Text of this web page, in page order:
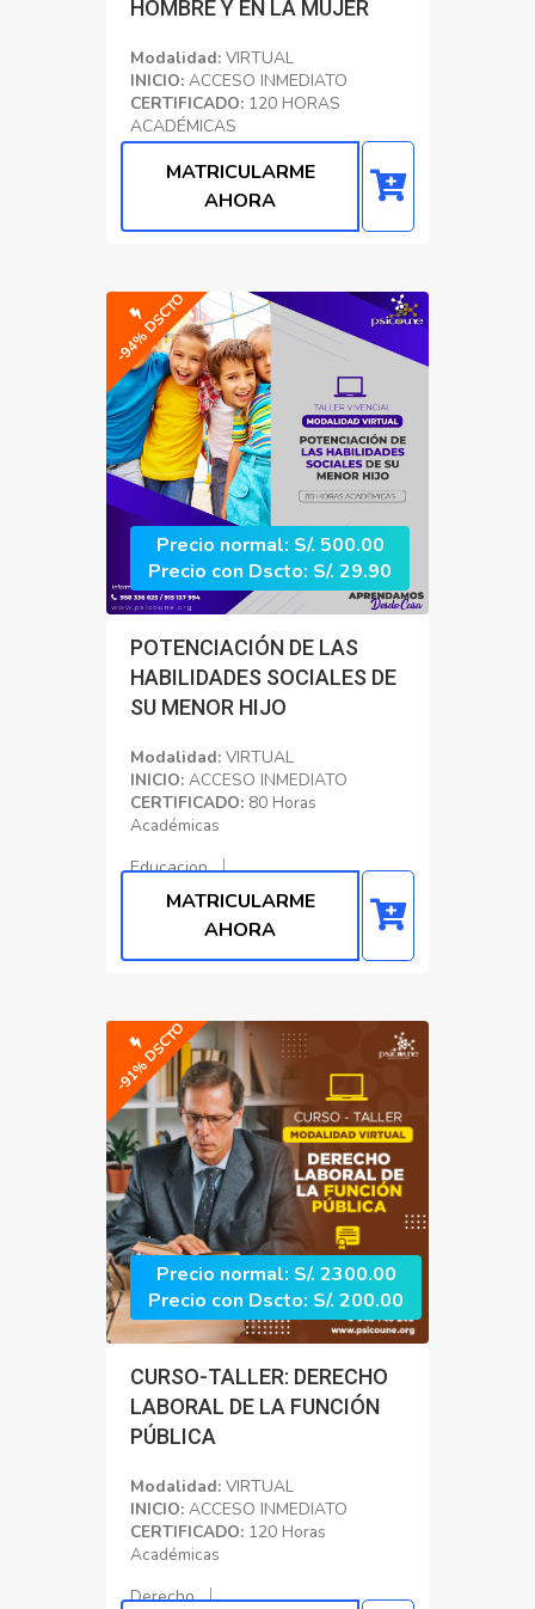
HOMBRE Y EN LA MUJER
Modalidad: VIRTUAL
INICIO: ACCESO INMEDIATO
CERTIFICADO: 120 HORAS
ACADÉMICAS
Psicología Clínica
MATRICULARME
AHORA
-94% DSCTO
Precio normal: S/. 500.00
Precio con Dscto: S/. 29.90
POTENCIACIÓN DE LAS
HABILIDADES SOCIALES DE
SU MENOR HIJO
Modalidad: VIRTUAL
INICIO: ACCESO INMEDIATO
CERTIFICADO: 80 Horas
Académicas
Educacion
MATRICULARME
AHORA
-91% DSCTO
Precio normal: S/. 2300.00
Precio con Dscto: S/. 200.00
CURSO-TALLER: DERECHO
LABORAL DE LA FUNCIÓN
PÚBLICA
Modalidad: VIRTUAL
INICIO: ACCESO INMEDIATO
CERTIFICADO: 120 Horas
Académicas
Derecho